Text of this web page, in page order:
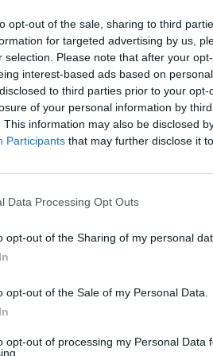
opt-out of the sale, sharing to third
for targeted advertising by us,
selection. Please note that after your
interest-based ads based on
to third parties prior to your
of your personal information by
This information may also be disclosed
Participants that may further disclose it
Data Processing Opt Outs
opt-out of the Sharing of my personal
opt-out of the Sale of my Personal Data.
opt-out of processing my Personal Data
sempre alto. L’importante
siamo fortunati come
ai colori “.
e laurea in Economia e
le sue radici: “Al
e faccio il mio grande in
e di tornare presto nel
se un giorno in carriera
Colgo l’occasione per
Legnano.
stagione comunque
nerazzurro